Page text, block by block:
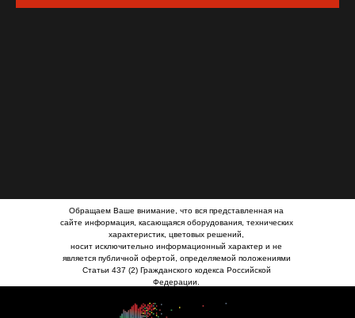
Обращаем Ваше внимание, что вся представленная на
сайте информация, касающаяся оборудования, технических
характеристик, цветовых решений,
носит исключительно информационный характер и не
является публичной офертой, определяемой положениями
Статьи 437 (2) Гражданского кодекса Российской
Федерации.